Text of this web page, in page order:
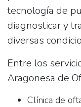
tecnología de
diagnosticar y
diversas
Entre los
Aragonesa de
Clínica de